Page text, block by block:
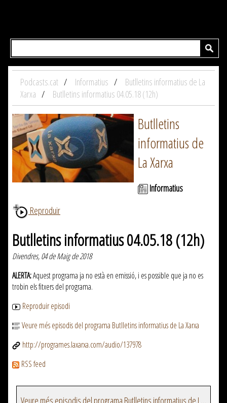
Podcasts.cat Informatius
Butlletins informatius de La
Xarxa
Butlletins informatius 04.05.18 (12h)
Butlletins
informatius de
La Xarxa
Informatius
Reproduir
Butlletins informatius 04.05.18 (12h)
Divendres, 04 de Maig de 2018
ALERTA:Aquest programa ja no està en emissió, i es possible que ja no es
trobin els fitxers del programa.
Reproduir episodi
Veure més episodis del programa Butlletins informatius de La Xarxa
http://programes.laxarxa.com/audio/137978
RSS feed